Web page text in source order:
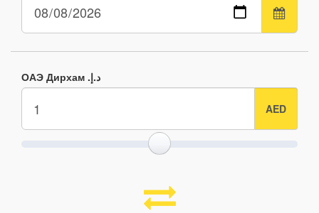
ОАЭ Дирхам .د.إ